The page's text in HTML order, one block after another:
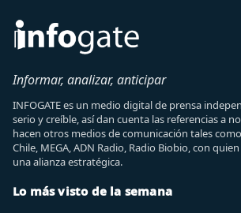
Informar, analizar, anticipar
INFOGATE es un medio digital de prensa
serio y creíble, así dan cuenta las referencias a
hacen otros medios de comunicación tales
Chile, MEGA, ADN Radio, Radio Biobio, con
una alianza estratégica.
Lo más visto de la semana